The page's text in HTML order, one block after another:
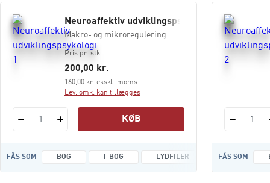
Neuroaffektiv udviklingspsykologi 1
Makro- og mikroregulering
Pris pr. stk.
200,00 kr.
160,00 kr. ekskl. moms
Lev. omk. kan tillægges
1 KØB
FÅS SOM BOG I-BOG LYDFILER
1
FÅS SOM